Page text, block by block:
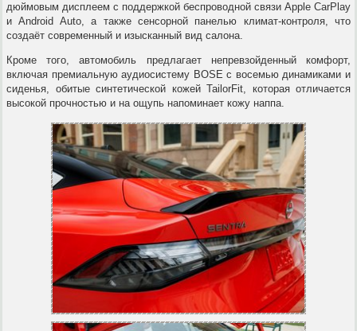
дюймовым дисплеем с поддержкой беспроводной связи Apple CarPlay
и Android Auto, а также сенсорной панелью климат-контроля, что
создаёт современный и изысканный вид салона.
Кроме того, автомобиль предлагает непревзойденный комфорт,
включая премиальную аудиосистему BOSE с восемью динамиками и
сиденья, обитые синтетической кожей TailorFit, которая отличается
высокой прочностью и на ощупь напоминает кожу наппа.